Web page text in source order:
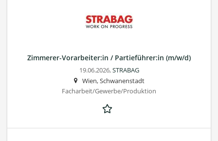
Zimmerer-Vorarbeiter:in / Partieführer:in (m/w/d)
19.06.2026,STRABAG
Wien, Schwanenstadt
Facharbeit/Gewerbe/Produktion